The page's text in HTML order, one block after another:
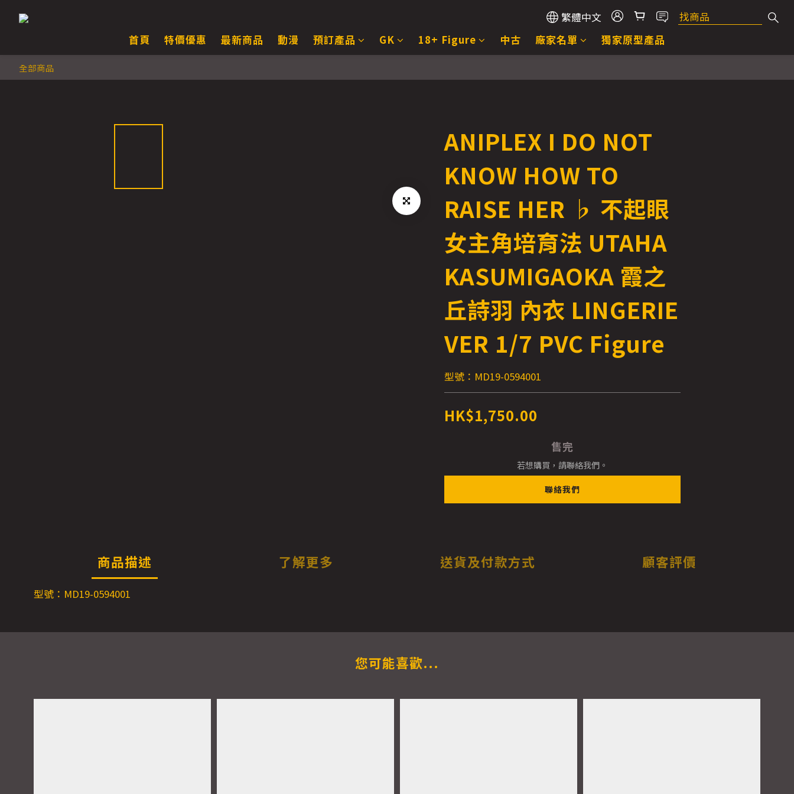
繁體中文
首頁
特價優惠 最新商品 動漫 預訂產品 GK 18+ Figure 中古 廠家名單 獨家原型產品
全部商品
ANIPLEX I DO NOT
KNOW HOW TO
RAISE HER ♭ 不起眼
女主角培育法 UTAHA
KASUMIGAOKA 霞之
丘詩羽 內衣 LINGERIE
VER 1/7 PVC Figure
型號：MD19-0594001
HK$1,750.00
售完
若想購買，請聯絡我們。
聯絡我們
商品描述 了解更多 送貨及付款方式 顧客評價
型號：MD19-0594001
您可能喜歡...